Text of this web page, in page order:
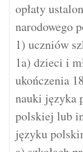
opłaty
narodowego
1) uczniów
1a) dzieci i
ukończenia
nauki języka
polskiej lub
języku